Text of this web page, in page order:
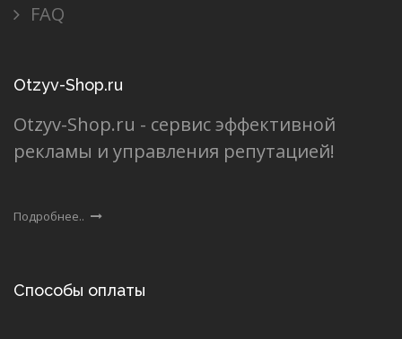
FAQ
Otzyv-Shop.ru
Otzyv-Shop.ru - сервис эффективной
рекламы и управления репутацией!
Подробнее..
Способы оплаты